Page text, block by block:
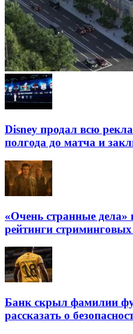
Disney продал всю
полгода до матча и
«Очень странные дела»
рейтинги стриминговых
Банк скрыл фамилии
рассказать о